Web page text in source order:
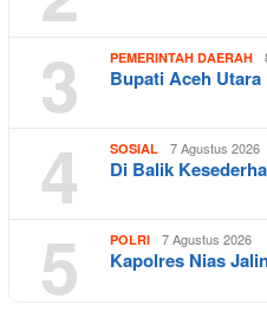
3 PEMERINTAH DAERAH
Bupati Aceh
4 SOSIAL 7 Agustus 2026
Di Balik
5 POLRI 7 Agustus 2026
Kapolres Nias